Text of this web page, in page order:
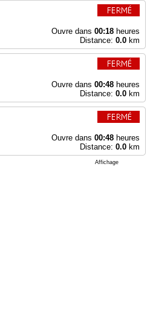
Ouvre dans 00:18heures
Distance: 0.0km
Ouvre dans 00:48heures
Distance: 0.0km
Ouvre dans 00:48heures
Distance: 0.0km
Affichage